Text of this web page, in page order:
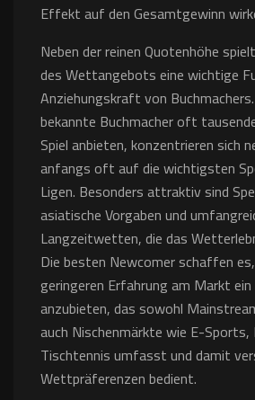
Effekt auf den Gesamtgewinn
Neben der reinen Quotenhöhe
des Wettangebots eine wichtige
Anziehungskraft von
bekannte Buchmacher oft
Spiel anbieten, konzentrieren sich
anfangs oft auf die wichtigsten
Ligen. Besonders attraktiv sind
asiatische Vorgaben und
Langzeitwetten, die das
Die besten Newcomer schaffen
geringeren Erfahrung am Markt
anzubieten, das sowohl
auch Nischenmärkte wie E-
Tischtennis umfasst und damit
Wettpräferenzen bedient.